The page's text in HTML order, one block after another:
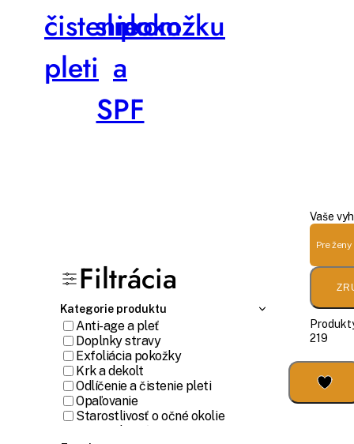
čistenie
pleti
slnkom
a
SPF
pokožku
Filtrácia
Kategorie produktu
Anti-age a pleť
Doplnky stravy
Exfoliácia pokožky
Krk a dekolt
Odlíčenie a čistenie pleti
Opaľovanie
Starostlivosť o očné okolie
Vaše
Pre ženy
219